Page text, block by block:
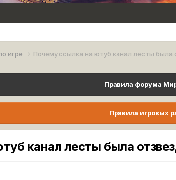
игре Почему ссылка на ютуб канал лесты была
Правила форума
Правила игровых
канал лесты была